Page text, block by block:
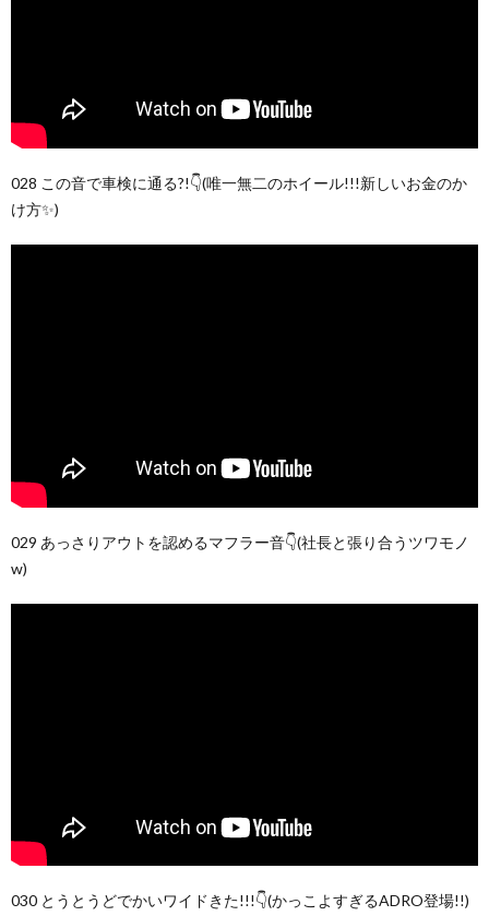
028 この音で車検に通る?!👇(唯一無二のホイール!!!新しいお金のか
け方✨)
029 あっさりアウトを認めるマフラー音👇(社長と張り合うツワモノ
w)
030 とうとうどでかいワイドきた!!!👇(かっこよすぎるADRO登場!!)